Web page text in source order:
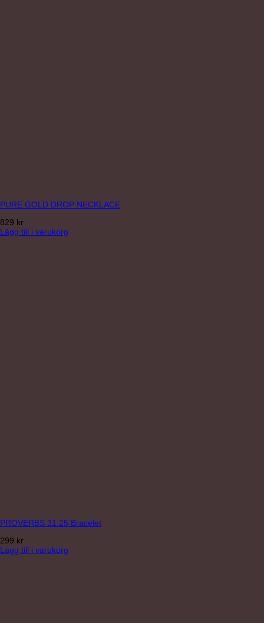
PURE GOLD DROP NECKLACE
829 kr
Lägg till i varukorg
PROVERBS 31:25 Bracelet
299 kr
Lägg till i varukorg